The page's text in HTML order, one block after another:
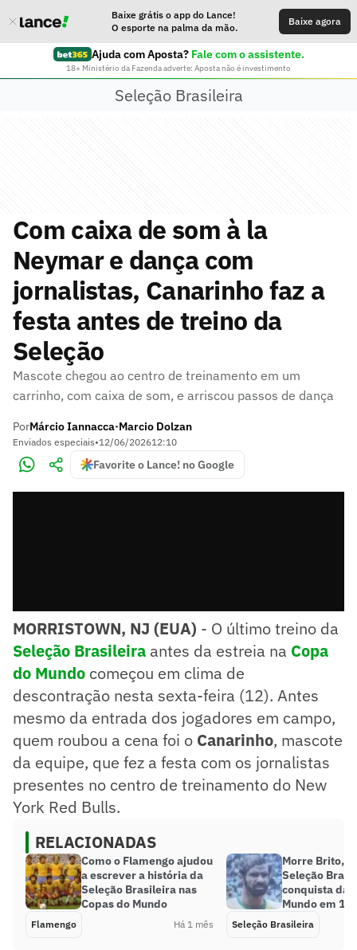
Baixe grátis o app do Lance!
O esporte na palma da mão.
Baixe agora
Ajuda com Aposta? Fale com o assistente.
18+ Ministério da Fazenda adverte: Aposta não é investimento
Seleção Brasileira
Com caixa de som à la
Neymar e dança com
jornalistas, Canarinho faz a
festa antes de treino da
Seleção
Mascote chegou ao centro de treinamento em um
carrinho, com caixa de som, e arriscou passos de dança
PorMárcio Iannacca•Marcio Dolzan
Enviados especiais•12/06/202612:10
Favorite o Lance! no Google
MORRISTOWN, NJ (EUA) - O último treino da
Seleção Brasileira antes da estreia na Copa
do Mundo começou em clima de
descontração nesta sexta-feira (12). Antes
mesmo da entrada dos jogadores em campo,
quem roubou a cena foi o Canarinho, mascote
da equipe, que fez a festa com os jornalistas
presentes no centro de treinamento do New
York Red Bulls.
RELACIONADAS
Como o Flamengo ajudou
a escrever a história da
Seleção Brasileira nas
Copas do Mundo
Flamengo Há 1 mês
Morre Brito,
Seleção
conquista da
Mundo em
Seleção Brasileira